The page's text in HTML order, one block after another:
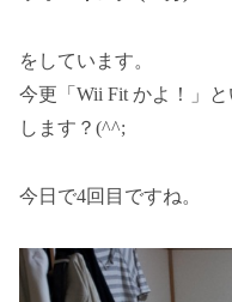
をしています。
今更「Wii Fit かよ！」
します？(^^;
今日で4回目ですね。